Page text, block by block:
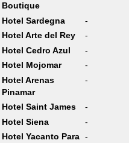
Boutique
Hotel Sardegna
-
Hotel Arte del Rey
-
Hotel Cedro Azul
-
Hotel Mojomar
-
Hotel Arenas
Pinamar
-
Hotel Saint James
-
Hotel Siena
-
Hotel Yacanto Para -